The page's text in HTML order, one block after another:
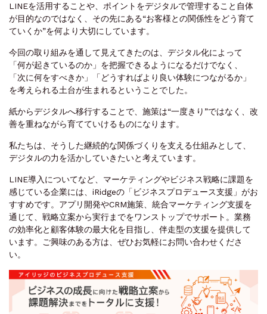
LINEを活用することや、ポイントをデジタルで管理すること自体
が目的なのではなく、その先にある“お客様との関係性をどう育て
ていくか”を何より大切にしています。
今回の取り組みを通して見えてきたのは、デジタル化によって
「何が起きているのか」を把握できるようになるだけでなく、
「次に何をすべきか」「どうすればより良い体験につながるか」
を考えられる土台が生まれるということでした。
紙からデジタルへ移行することで、施策は“一度きり”ではなく、改
善を重ねながら育てていけるものになります。
私たちは、そうした継続的な関係づくりを支える仕組みとして、
デジタルの力を活かしていきたいと考えています。
LINE導入についてなど、マーケティングやビジネス戦略に課題を
感じている企業には、iRidgeの「ビジネスプロデュース支援」がお
すすめです。アプリ開発やCRM施策、統合マーケティング支援を
通じて、戦略立案から実行までをワンストップでサポート。業務
の効率化と顧客体験の最大化を目指し、伴走型の支援を提供して
います。ご興味のある方は、ぜひお気軽にお問い合わせくださ
い。